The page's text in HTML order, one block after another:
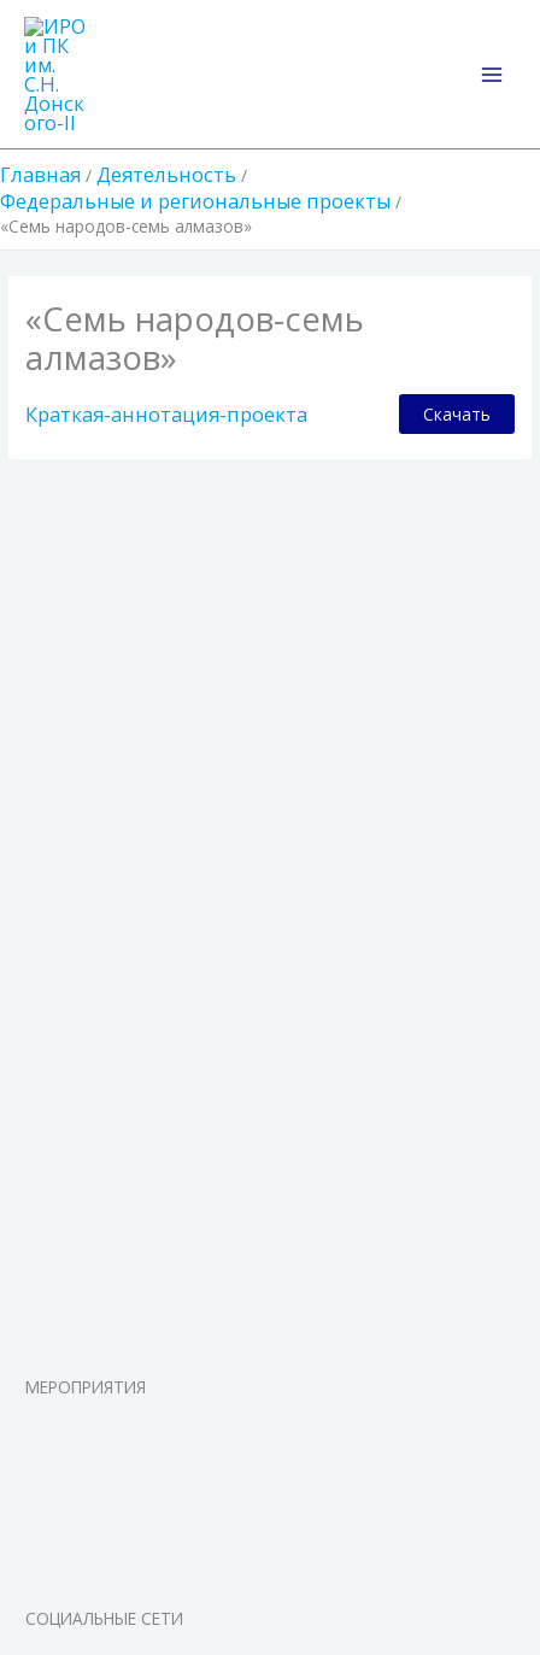
Перейти
содержимому
Главная Деятельность
Федеральные и региональные проекты
«Семь народов-семь алмазов»
«Семь народов-семь
алмазов»
Краткая-аннотация-проекта Скачать
МЕРОПРИЯТИЯ
СОЦИАЛЬНЫЕ СЕТИ